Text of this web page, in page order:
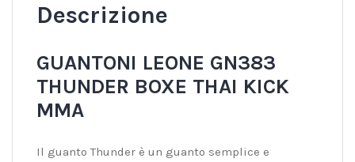
Descrizione
GUANTONI LEONE GN383
THUNDER BOXE THAI KICK
MMA
Il guanto Thunder è un guanto semplice e